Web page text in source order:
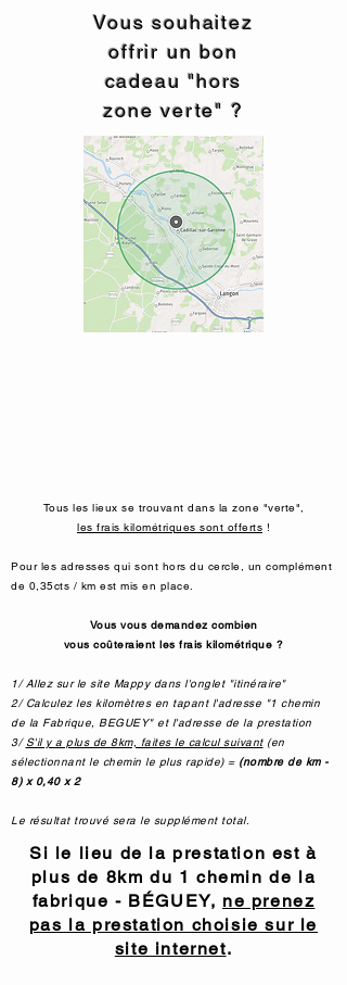
Vous souhaitez
offrir un bon
cadeau "hors
zone verte" ?
Tous les lieux se trouvant dans la zone "verte",
les frais kilométriques sont offerts !
Pour les adresses qui sont hors du cercle, un complément
de 0,35cts / km est mis en place.
Vous vous demandez combien
vous coûteraient les frais kilométrique ?
1/ Allez sur le site Mappy dans l'onglet "itinéraire"
2/ Calculez les kilomètres en tapant l'adresse "1 chemin
de la Fabrique, BEGUEY" et l'adresse de la prestation
3/ S'il y a plus de 8km, faites le calcul suivant(en
sélectionnant le chemin le plus rapide) = (nombre de km -
8) x 0,40 x 2
Le résultat trouvé sera le supplément total.
Si le lieu de la prestation est à
plus de 8km du 1 chemin de la
fabrique - BÉGUEY, ne prenez
pas la prestation choisie sur le
site internet.